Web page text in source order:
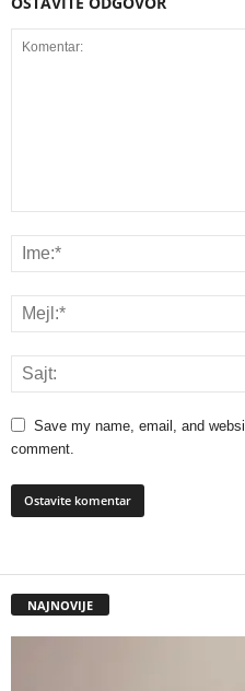
Save my name, email, and
comment.
NAJNOVIJE